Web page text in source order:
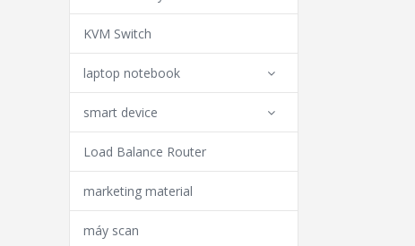
KVM Switch
laptop notebook
smart device
Load Balance Router
marketing material
máy scan